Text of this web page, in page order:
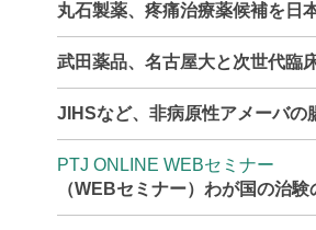
丸石製薬、疼痛治療薬候補を
武田薬品、名古屋大と次世代
JIHSなど、非病原性アメーバ
PTJ ONLINE WEBセミナー
（WEBセミナー）わが国の治